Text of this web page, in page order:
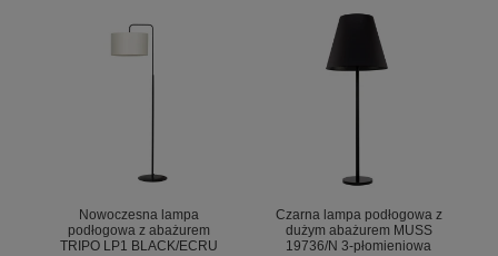
Nowoczesna lampa
podłogowa z abażurem
TRIPO LP1 BLACK/ECRU
Czarna lampa podłogowa z
dużym abażurem MUSS
19736/N 3-płomieniowa